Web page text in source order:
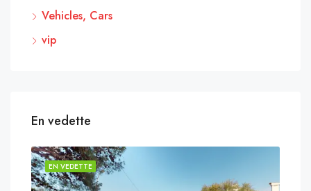
Vehicles, Cars
vip
En vedette
EN VEDETTE